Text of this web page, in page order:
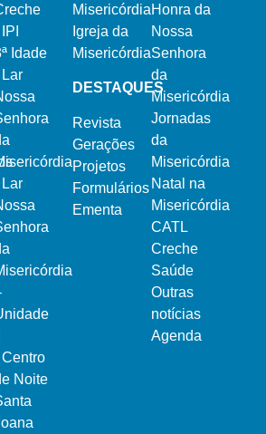
IPI
Idade
Lar
Lar
Centro
Noite
Misericórdia
Igreja da
Misericórdia
DESTAQUES
Revista
Gerações
Projetos
Formulários
Ementa
Honra da
Nossa
Senhora
da
Misericórdia
Jornadas
da
Misericórdia
Natal na
Misericórdia
CATL
Creche
Saúde
Outras
notícias
Agenda